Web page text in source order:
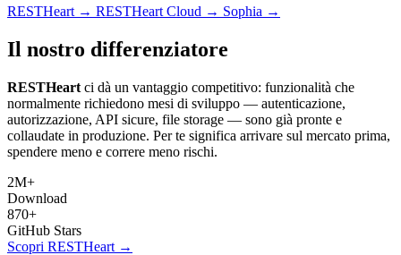
RESTHeart → RESTHeart Cloud → Sophia →
Il nostro differenziatore
RESTHeart ci dà un vantaggio competitivo: funzionalità che
normalmente richiedono mesi di sviluppo — autenticazione,
autorizzazione, API sicure, file storage — sono già pronte e
collaudate in produzione. Per te significa arrivare sul mercato prima,
spendere meno e correre meno rischi.
2M+
Download
870+
GitHub Stars
Scopri RESTHeart →